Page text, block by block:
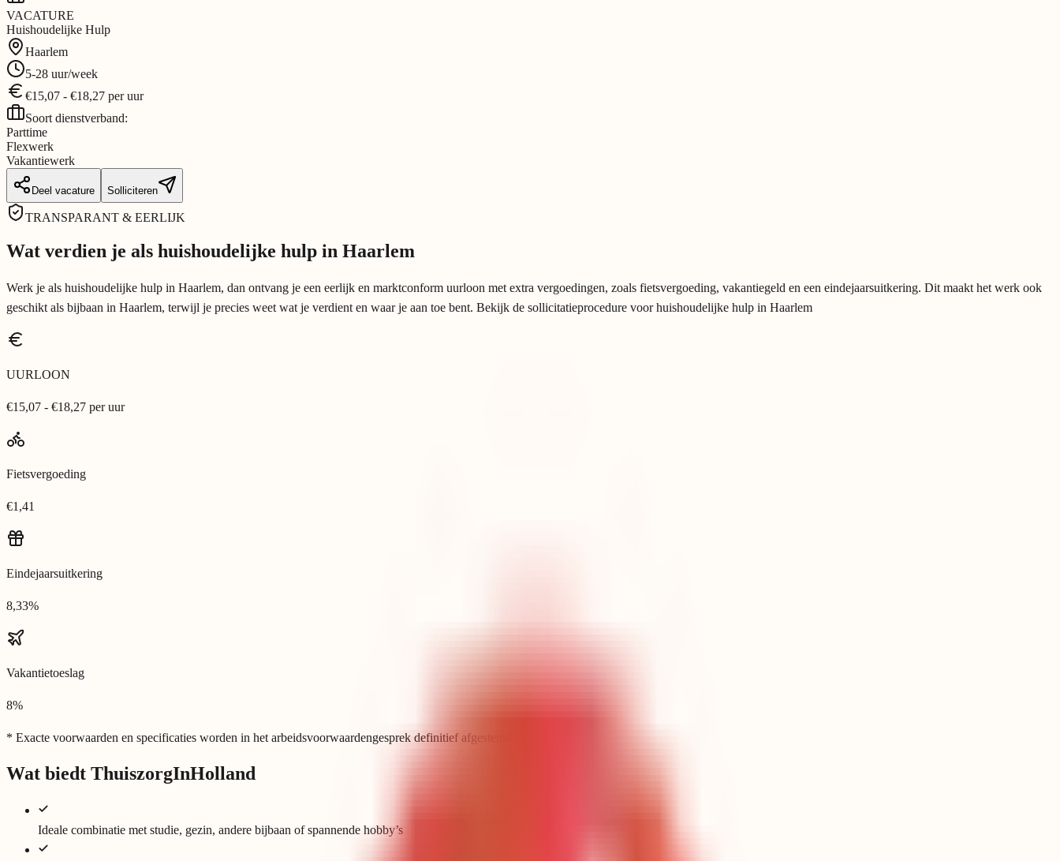
VACATURE
Huishoudelijke Hulp
Haarlem
5-28 uur/week
€15,07 - €18,27 peruur
Soort dienstverband:
Parttime
Flexwerk
Vakantiewerk
Deel vacature Solliciteren
TRANSPARANT & EERLIJK
Wat verdien je als huishoudelijke hulp in Haarlem
Werk je als huishoudelijke hulp in Haarlem, dan ontvang je een eerlijk en marktconform uurloon met extra vergoedingen, zoals fietsvergoeding, vakantiegeld en een eindejaarsuitkering. Dit maakt het werk ook
geschikt als bijbaan in Haarlem, terwijl je precies weet wat je verdient en waar je aan toe bent. Bekijk de sollicitatieprocedure voor huishoudelijke hulp in Haarlem
UURLOON
€15,07 - €18,27 per uur
Fietsvergoeding
€1,41
Eindejaarsuitkering
8,33%
Vakantietoeslag
8%
* Exacte voorwaarden en specificaties worden in het arbeidsvoorwaardengesprek definitief afgestemd.
Wat biedt ThuiszorgInHolland
Ideale combinatie met studie, gezin, andere bijbaan of spannende hobby’s